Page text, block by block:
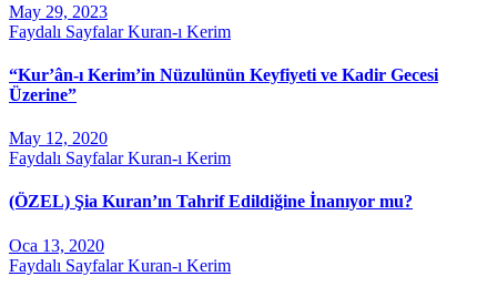
May 29, 2023
Faydalı SayfalarKuran-ı Kerim
“Kur’ân-ı Kerim’in Nüzulünün Keyfiyeti ve Kadir Gecesi
Üzerine”
May 12, 2020
Faydalı SayfalarKuran-ı Kerim
(ÖZEL) Şia Kuran’ın Tahrif Edildiğine İnanıyor mu?
Oca 13, 2020
Faydalı SayfalarKuran-ı Kerim